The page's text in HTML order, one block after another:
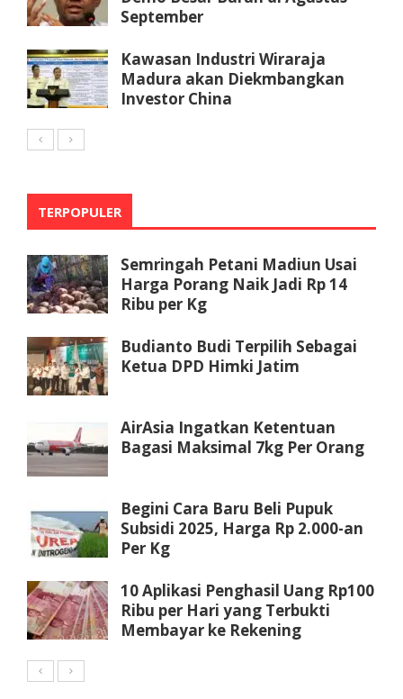
September
Kawasan Industri Wiraraja
Madura akan Diekmbangkan
Investor China
TERPOPULER
Semringah Petani Madiun Usai
Harga Porang Naik Jadi Rp 14
Ribu per Kg
Budianto Budi Terpilih Sebagai
Ketua DPD Himki Jatim
AirAsia Ingatkan Ketentuan
Bagasi Maksimal 7kg Per Orang
Begini Cara Baru Beli Pupuk
Subsidi 2025, Harga Rp 2.000-an
Per Kg
10 Aplikasi Penghasil Uang Rp100
Ribu per Hari yang Terbukti
Membayar ke Rekening